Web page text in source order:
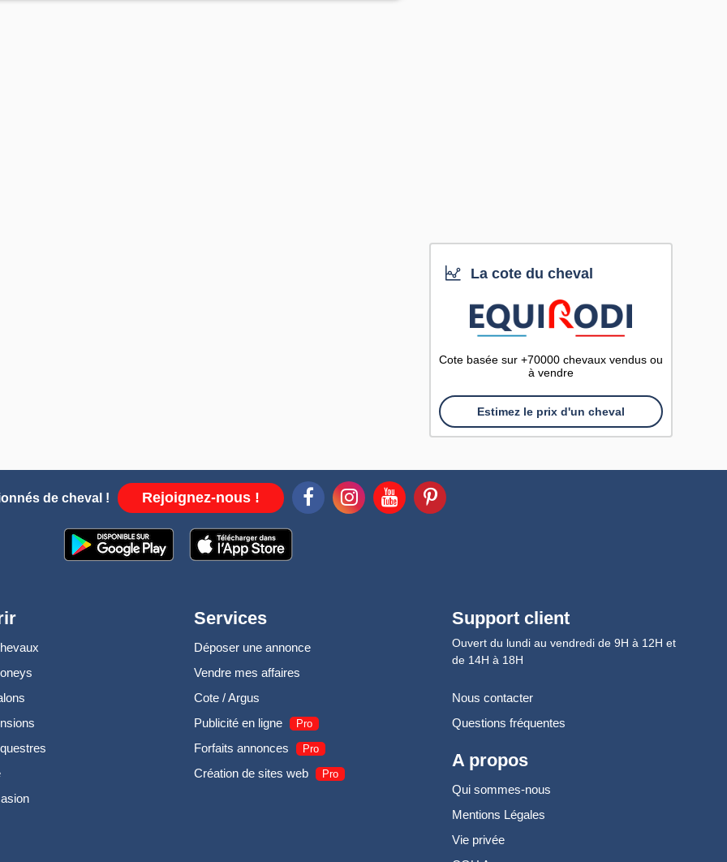
La cote du cheval
Cote basée sur +70000 chevaux vendus ou
à vendre
Estimez le prix d'un cheval
de cheval ! Rejoignez-nous !
Services
Déposer une annonce
Vendre mes affaires
Cote / Argus
Publicité en ligne
Pro
Forfaits annonces Pro
Création de sites web Pro
Support client
Ouvert du lundi au vendredi de 9H à 12H et
de 14H à 18H
Nous contacter
Questions fréquentes
A propos
Qui sommes-nous
Mentions Légales
Vie privée